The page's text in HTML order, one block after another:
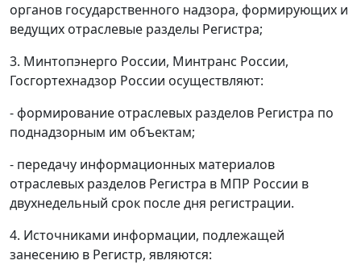
органов государственного надзора, формирующих и
ведущих отраслевые разделы Регистра;
3. Минтопэнерго России, Минтранс России,
Госгортехнадзор России осуществляют:
- формирование отраслевых разделов Регистра по
поднадзорным им объектам;
- передачу информационных материалов
отраслевых разделов Регистра в МПР России в
двухнедельный срок после дня регистрации.
4. Источниками информации, подлежащей
занесению в Регистр, являются: